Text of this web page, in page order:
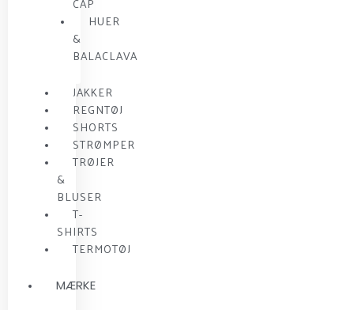
HUER
&
BALACLAVA
JAKKER
REGNTØJ
SHORTS
STRØMPER
TRØJER
&
BLUSER
T-
SHIRTS
TERMOTØJ
MÆRKE